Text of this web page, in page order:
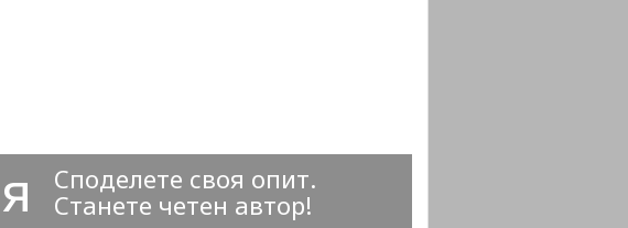
Споделете своя опит.
Станете четен автор!